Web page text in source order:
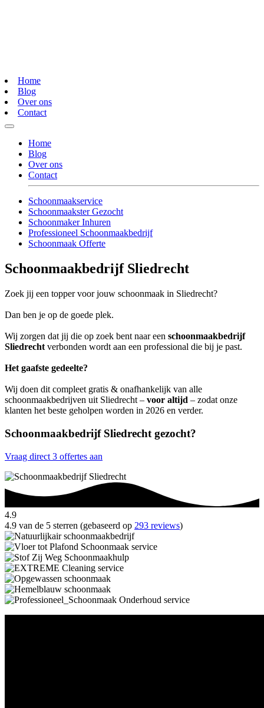
Home
Blog
Over ons
Contact
Home
Blog
Over ons
Contact
Schoonmaakservice
Schoonmaakster Gezocht
Schoonmaker Inhuren
Professioneel Schoonmaakbedrijf
Schoonmaak Offerte
Schoonmaakbedrijf Sliedrecht
Zoek jij een topper voor jouw schoonmaak in Sliedrecht?
Dan ben je op de goede plek.
Wij zorgen dat jij die op zoek bent naar een schoonmaakbedrijf
Sliedrecht verbonden wordt aan een professional die bij je past.
Het gaafste gedeelte?
Wij doen dit compleet gratis & onafhankelijk van alle
schoonmaakbedrijven uit Sliedrecht – voor altijd – zodat onze
klanten het beste geholpen worden in 2026 en verder.
Schoonmaakbedrijf Sliedrecht gezocht?
Vraag direct 3 offertes aan
4.9
4.9 van de 5 sterren (gebaseerd op 293 reviews)